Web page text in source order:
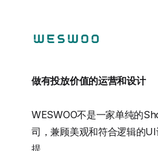
做有投放价值的运营和设计
WESWOO不是一家单纯的
司，兼顾美观和符合逻辑的
提。